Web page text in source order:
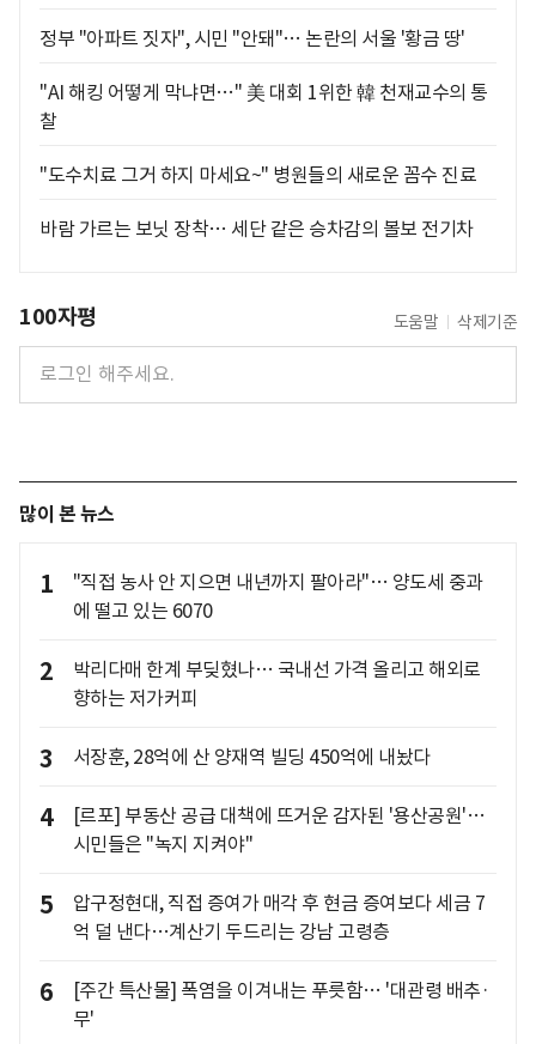
정부 "아파트 짓자", 시민 "안돼"… 논란의 서울 '황금 땅'
"AI 해킹 어떻게 막냐면…" 美 대회 1위한 韓 천재교수의 통
찰
"도수치료 그거 하지 마세요~" 병원들의 새로운 꼼수 진료
바람 가르는 보닛 장착… 세단 같은 승차감의 볼보 전기차
100자평 도움말 삭제기준
많이 본 뉴스
1
"직접 농사 안 지으면 내년까지 팔아라"… 양도세 중과
에 떨고 있는 6070
2
박리다매 한계 부딪혔나… 국내선 가격 올리고 해외로
향하는 저가커피
3 서장훈, 28억에 산 양재역 빌딩 450억에 내놨다
4
[르포] 부동산 공급 대책에 뜨거운 감자된 '용산공원'…
시민들은 "녹지 지켜야"
5
압구정현대, 직접 증여가 매각 후 현금 증여보다 세금 7
억 덜 낸다…계산기 두드리는 강남 고령층
6
[주간 특산물] 폭염을 이겨내는 푸릇함… '대관령 배추·
무'